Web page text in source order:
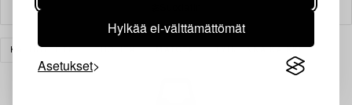
Hylkää ei-välttämättömät
Asetukset
KALUSTEET